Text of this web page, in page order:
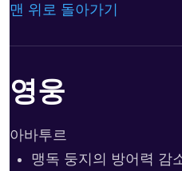
맨 위로 돌아가기
영웅
아바투르
맹독 둥지의 방어력 감